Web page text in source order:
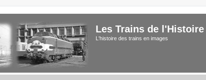
Les Trains de l'Histoire
L'histoire des trains en images